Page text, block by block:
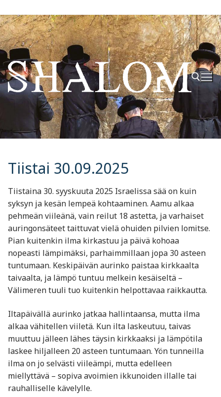
Hyppää
sisältöön
Hae:
Tiistai 30.09.2025
Tiistaina 30. syyskuuta 2025 Israelissa sää on kuin
syksyn ja kesän lempeä kohtaaminen. Aamu alkaa
pehmeän viileänä, vain reilut 18 astetta, ja varhaiset
auringonsäteet taittuvat vielä ohuiden pilvien lomitse.
Pian kuitenkin ilma kirkastuu ja päivä kohoaa
nopeasti lämpimäksi, parhaimmillaan jopa 30 asteen
tuntumaan. Keskipäivän aurinko paistaa kirkkaalta
taivaalta, ja lämpö tuntuu melkein kesäiseltä –
Välimeren tuuli tuo kuitenkin helpottavaa raikkautta.
Iltapäivällä aurinko jatkaa hallintaansa, mutta ilma
alkaa vähitellen viiletä. Kun ilta laskeutuu, taivas
muuttuu jälleen lähes täysin kirkkaaksi ja lämpötila
laskee hiljalleen 20 asteen tuntumaan. Yön tunneilla
ilma on jo selvästi viileämpi, mutta edelleen
miellyttävä – sopiva avoimien ikkunoiden illalle tai
rauhalliselle kävelylle.